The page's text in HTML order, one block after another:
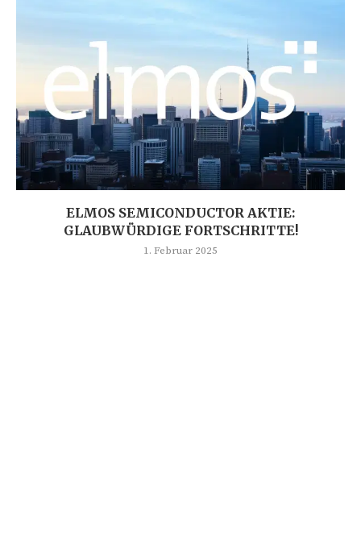
ELMOS SEMICONDUCTOR AKTIE:
GLAUBWÜRDIGE FORTSCHRITTE!
1. Februar 2025